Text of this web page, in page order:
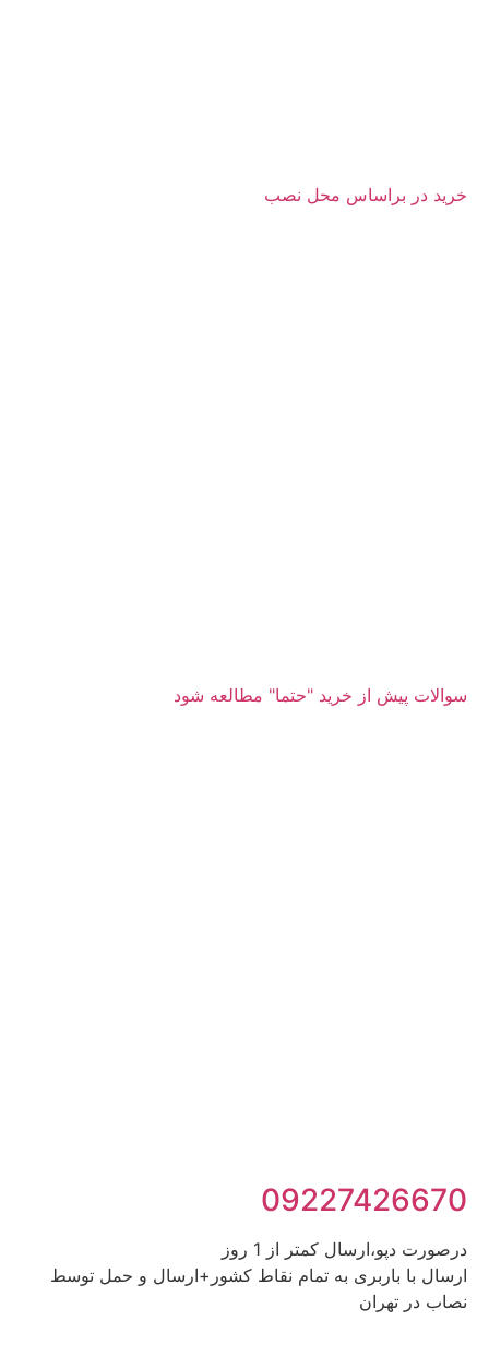
خرید در براساس محل نصب
سوالات پیش از خرید "حتما" مطالعه شود
09227426670
درصورت دپو،ارسال کمتر از 1 روز
ارسال با باربری به تمام نقاط کشور+ارسال و حمل توسط
نصاب در تهران